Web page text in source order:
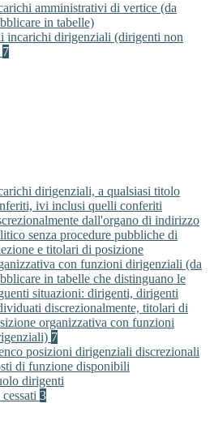
amministrativi di vertice (da
in tabelle)
incarichi dirigenziali (dirigenti non
7
dirigenziali, a qualsiasi titolo
ivi inclusi quelli conferiti
dall'organo di indirizzo
senza procedure pubbliche di
e titolari di posizione
con funzioni dirigenziali (da
in tabelle che distinguano le
situazioni: dirigenti, dirigenti
discrezionalmente, titolari di
organizzativa con funzioni
7
posizioni dirigenziali discrezionali
di funzione disponibili
dirigenti
3